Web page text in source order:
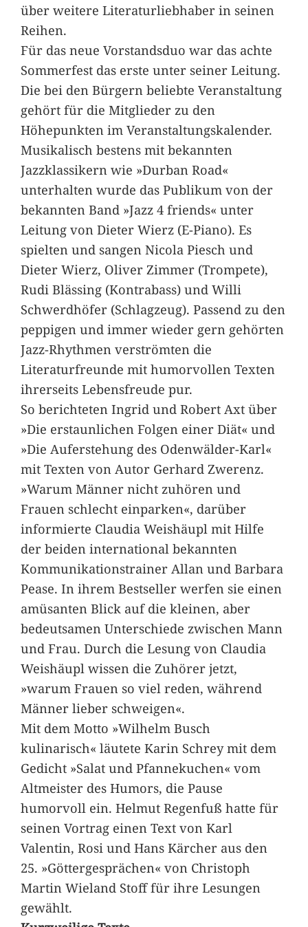
über weitere Literaturliebhaber in seinen
Reihen.
Für das neue Vorstandsduo war das achte
Sommerfest das erste unter seiner Leitung.
Die bei den Bürgern beliebte Veranstaltung
gehört für die Mitglieder zu den
Höhepunkten im Veranstaltungskalender.
Musikalisch bestens mit bekannten
Jazzklassikern wie »Durban Road«
unterhalten wurde das Publikum von der
bekannten Band »Jazz 4 friends« unter
Leitung von Dieter Wierz (E-Piano). Es
spielten und sangen Nicola Piesch und
Dieter Wierz, Oliver Zimmer (Trompete),
Rudi Blässing (Kontrabass) und Willi
Schwerdhöfer (Schlagzeug). Passend zu den
peppigen und immer wieder gern gehörten
Jazz-Rhythmen verströmten die
Literaturfreunde mit humorvollen Texten
ihrerseits Lebensfreude pur.
So berichteten Ingrid und Robert Axt über
»Die erstaunlichen Folgen einer Diät« und
»Die Auferstehung des Odenwälder-Karl«
mit Texten von Autor Gerhard Zwerenz.
»Warum Männer nicht zuhören und
Frauen schlecht einparken«, darüber
informierte Claudia Weishäupl mit Hilfe
der beiden international bekannten
Kommunikationstrainer Allan und Barbara
Pease. In ihrem Bestseller werfen sie einen
amüsanten Blick auf die kleinen, aber
bedeutsamen Unterschiede zwischen Mann
und Frau. Durch die Lesung von Claudia
Weishäupl wissen die Zuhörer jetzt,
»warum Frauen so viel reden, während
Männer lieber schweigen«.
Mit dem Motto »Wilhelm Busch
kulinarisch« läutete Karin Schrey mit dem
Gedicht »Salat und Pfannekuchen« vom
Altmeister des Humors, die Pause
humorvoll ein. Helmut Regenfuß hatte für
seinen Vortrag einen Text von Karl
Valentin, Rosi und Hans Kärcher aus den
25. »Göttergesprächen« von Christoph
Martin Wieland Stoff für ihre Lesungen
gewählt.